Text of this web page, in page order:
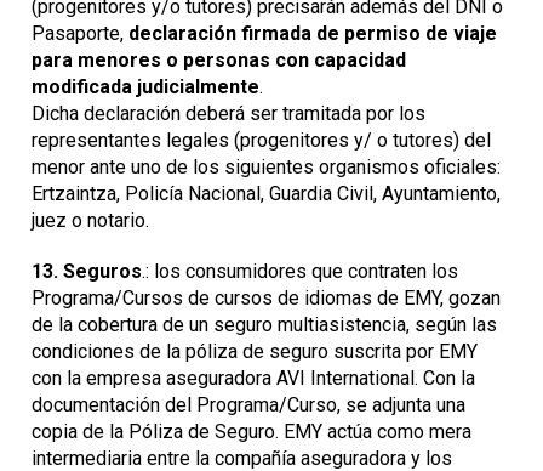
(progenitores y/o tutores) precisarán además del DNI o
Pasaporte, declaración firmada de permiso de viaje
para menores o personas con capacidad
modificada judicialmente.
Dicha declaración deberá ser tramitada por los
representantes legales (progenitores y/ o tutores) del
menor ante uno de los siguientes organismos oficiales:
Ertzaintza, Policía Nacional, Guardia Civil, Ayuntamiento,
juez o notario.
13. Seguros.: los consumidores que contraten los
Programa/Cursos de cursos de idiomas de EMY, gozan
de la cobertura de un seguro multiasistencia, según las
condiciones de la póliza de seguro suscrita por EMY
con la empresa aseguradora AVI International. Con la
documentación del Programa/Curso, se adjunta una
copia de la Póliza de Seguro. EMY actúa como mera
intermediaria entre la compañía aseguradora y los